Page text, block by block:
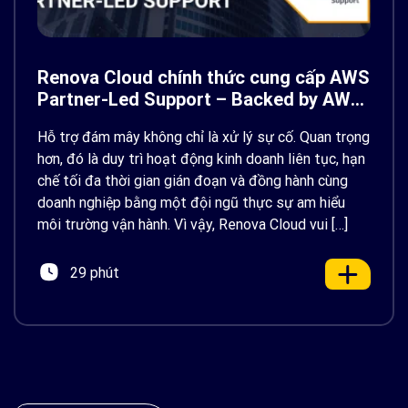
Renova Cloud chính thức cung cấp AWS
Partner-Led Support – Backed by AWS
Hỗ trợ đám mây không chỉ là xử lý sự cố. Quan trọng
hơn, đó là duy trì hoạt động kinh doanh liên tục, hạn
chế tối đa thời gian gián đoạn và đồng hành cùng
doanh nghiệp bằng một đội ngũ thực sự am hiểu
môi trường vận hành. Vì vậy, Renova Cloud vui […]
29 phút